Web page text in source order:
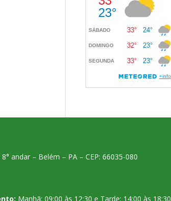
andar – Belém – PA – CEP: 66035-080
Manhã: 09:00 às 12:30 e Tarde: 14:00 às 18:30